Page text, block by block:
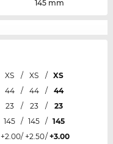
145 mm
XS / XS /
XS
44 / 44 /
44
23 / 23 /
23
145 / 145 / 145
+2.00/ +2.50/ +3.00